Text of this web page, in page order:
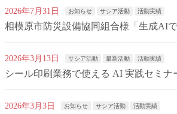
2026年7月31日 お知らせ サシア活動 活動実績
相模原市防災設備協同組合様「生成AI
2026年3月13日 サシア活動 最新活動 活動実績
シール印刷業務で使える AI 実践セミ
2026年3月3日 お知らせ サシア活動 活動実績